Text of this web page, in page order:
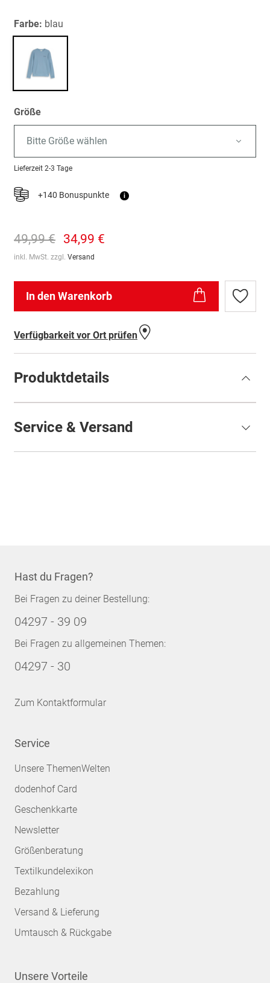
Farbe: blau
Größe
Bitte Größe wählen
Lieferzeit 2-3 Tage
+140 Bonuspunkte i
49,99 € 34,99 €
inkl. MwSt. zzgl. Versand
In den Warenkorb
Zur
Verfügbarkeit vor Ort prüfen
Produktdetails
Service & Versand
Hast du Fragen?
Bei Fragen zu deiner Bestellung:
04297 - 39 09
Bei Fragen zu allgemeinen Themen:
04297 - 30
Zum Kontaktformular
Service
Unsere ThemenWelten
dodenhof Card
Geschenkkarte
Newsletter
Größenberatung
Textilkundelexikon
Bezahlung
Versand & Lieferung
Umtausch & Rückgabe
Unsere Vorteile